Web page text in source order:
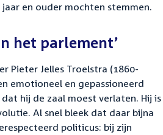
en ouder mochten stemmen.
het parlement’
Pieter Jelles Troelstra (1860-
emotioneel en gepassioneerd
hij de zaal moest verlaten. Hij is
Al snel bleek dat daar bijna
politicus: bij zijn